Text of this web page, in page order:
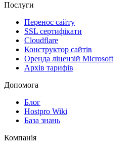
Послуги
Перенос сайту
SSL сертифікати
Clоudflare
Конструктор сайтів
Оренда ліцензій Microsoft
Архів тарифів
Допомога
Блог
Hostpro Wiki
База знань
Компанія